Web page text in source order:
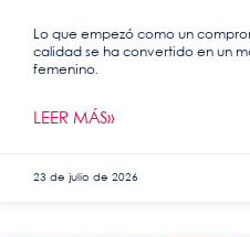
Lo que empezó como un
calidad se ha convertido en un
femenino.
LEER MÁS»
23 de julio de 2026